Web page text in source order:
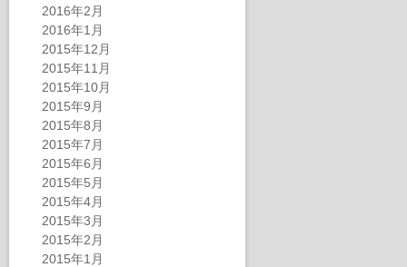
2016年2月
2016年1月
2015年12月
2015年11月
2015年10月
2015年9月
2015年8月
2015年7月
2015年6月
2015年5月
2015年4月
2015年3月
2015年2月
2015年1月